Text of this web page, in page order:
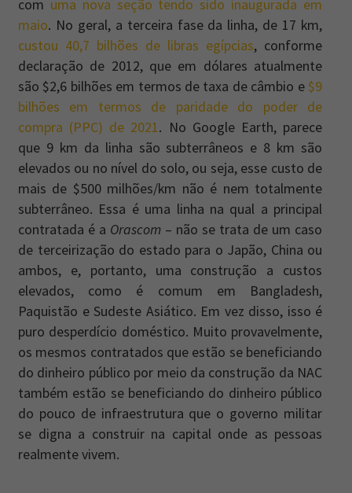
com uma nova seção tendo sido inaugurada em
maio. No geral, a terceira fase da linha, de 17 km,
custou 40,7 bilhões de libras egípcias, conforme
declaração de 2012, que em dólares atualmente
são $2,6 bilhões em termos de taxa de câmbio e $9
bilhões em termos de paridade do poder de
compra (PPC) de 2021. No Google Earth, parece
que 9 km da linha são subterrâneos e 8 km são
elevados ou no nível do solo, ou seja, esse custo de
mais de $500 milhões/km não é nem totalmente
subterrâneo. Essa é uma linha na qual a principal
contratada é a Orascom – não se trata de um caso
de terceirização do estado para o Japão, China ou
ambos, e, portanto, uma construção a custos
elevados, como é comum em Bangladesh,
Paquistão e Sudeste Asiático. Em vez disso, isso é
puro desperdício doméstico. Muito provavelmente,
os mesmos contratados que estão se beneficiando
do dinheiro público por meio da construção da NAC
também estão se beneficiando do dinheiro público
do pouco de infraestrutura que o governo militar
se digna a construir na capital onde as pessoas
realmente vivem.